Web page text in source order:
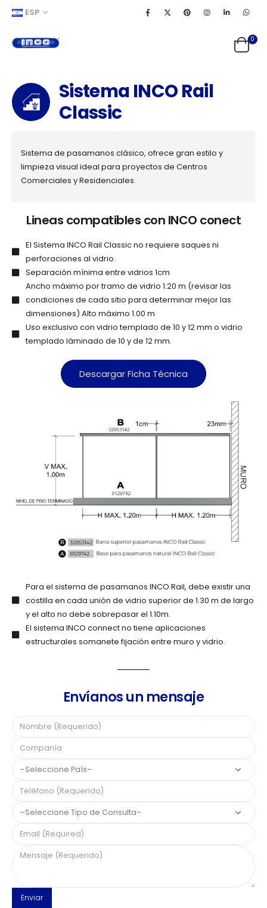
ESP
0
Sistema INCO Rail
Classic
Sistema de pasamanos clásico, ofrece gran estilo y
limpieza visual ideal para proyectos de Centros
Comerciales y Residenciales.
Lineas compatibles con INCO conect
El Sistema INCO Rail Classic no requiere saques ni
perforaciones al vidrio.
Separación mínima entre vidrios 1cm
Ancho máximo por tramo de vidrio 1.20 m (revisar las
condiciones de cada sitio para determinar mejor las
dimensiones) Alto máximo 1.00 m
Uso exclusivo con vidrio templado de 10 y 12 mm o vidrio
templado láminado de 10 y de 12 mm.
Descargar Ficha Técnica
Para el sistema de pasamanos INCO Rail, debe existir una
costilla en cada unión de vidrio superior de 1.30 m de largo
y el alto no debe sobrepasar el 1.10m.
El sistema INCO connect no tiene aplicaciones
estructurales somanete fijación entre muro y vidrio.
Envíanos un mensaje